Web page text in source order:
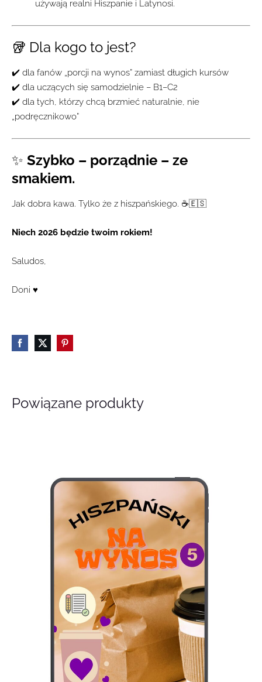
używają realni Hiszpanie i Latynosi.
🥡 Dla kogo to jest?
✔️ dla fanów „porcji na wynos” zamiast długich kursów
✔️ dla uczących się samodzielnie – B1–C2
✔️ dla tych, którzy chcą brzmieć naturalnie, nie
„podręcznikowo”
✨ Szybko – porządnie – ze
smakiem.
Jak dobra kawa. Tylko że z hiszpańskiego. ☕️🇪🇸
Niech 2026 będzie twoim rokiem!
Saludos,
Doni ♥
Powiązane produkty